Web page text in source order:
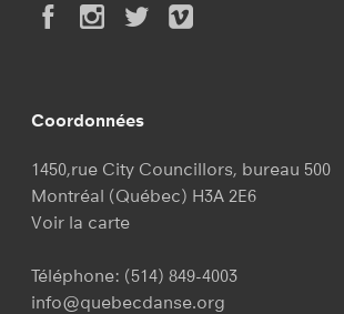
Coordonnées
1450,rue City Councillors, bureau 500
Montréal (Québec) H3A 2E6
Voir la carte
Téléphone: (514) 849-4003
info@quebecdanse.org